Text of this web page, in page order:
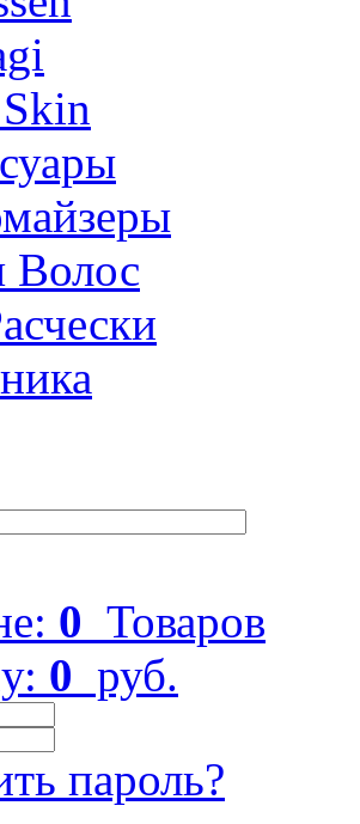
Волос
0 Товаров
0 руб.
пароль?